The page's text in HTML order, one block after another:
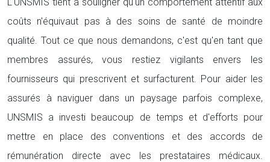
coûts n'équivaut pas à des soins de santé de moindre
qualité. Tout ce que nous demandons, c'est qu'en tant que
membres assurés, vous restiez vigilants envers les
fournisseurs qui prescrivent et surfacturent. Pour aider les
assurés à naviguer dans un paysage parfois complexe,
UNSMIS a investi beaucoup de temps et d'efforts pour
mettre en place des conventions et des accords de
rémunération directe avec les prestataires médicaux.